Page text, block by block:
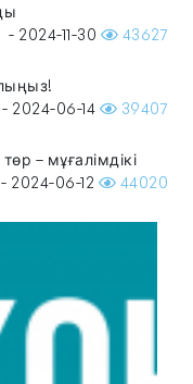
- 2024-11-30 43627
2024-06-14 39407
– мұғалімдікі
06-12 44020